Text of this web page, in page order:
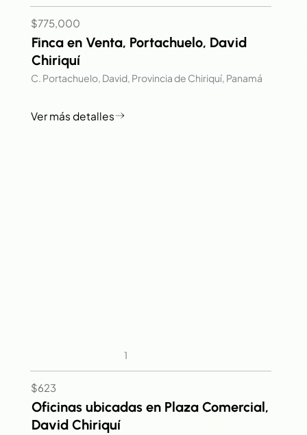
$775,000
Finca en Venta, Portachuelo, David
Chiriquí
C. Portachuelo, David, Provincia de Chiriquí, Panamá
1
$623
Oficinas ubicadas en Plaza Comercial,
David Chiriquí